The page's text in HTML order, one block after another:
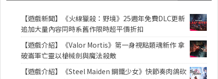
【遊戲新聞】《火線獵殺：野境》25週年免費DLC更新
追加大量內容同時系舊作限時超平價折扣
【遊戲介紹】《Valor Mortis》第一身視點類魂新作 拿
破崙軍亡靈以槍械劍與魔法殺敵
【遊戲介紹】《Steel Maiden 鋼鐵少女》快節奏肉鴿砍